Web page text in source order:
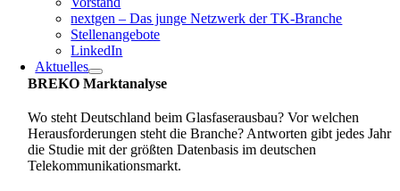
nextgen – Das junge Netzwerk der TK-Branche
Stellenangebote
LinkedIn
Aktuelles
BREKO Marktanalyse
Wo steht Deutschland beim Glasfaserausbau? Vor welchen
Herausforderungen steht die Branche? Antworten gibt jedes Jahr
die Studie mit der größten Datenbasis im deutschen
Telekommunikationsmarkt.